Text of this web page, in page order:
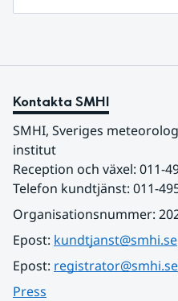
Kontakta SMHI
SMHI, Sveriges
institut
Reception och växel: 011-
Telefon kundtjänst: 011-
Organisationsnummer:
Epost: kundtjanst@smhi.se
Epost: registrator@smhi.se
Press